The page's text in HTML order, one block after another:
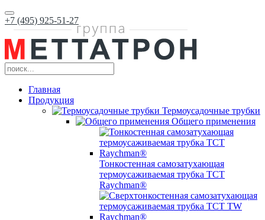
+7 (495) 925-51-27
Главная
Продукция
Термоусадочные трубки
Общего применения
Тонкостенная самозатухающая
термоусаживаемая трубка ТCT
Raychman®